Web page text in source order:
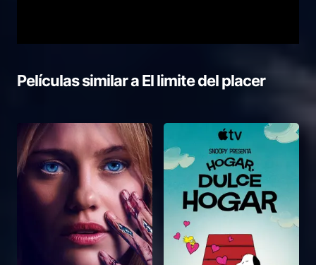
Películas similar aEl limite del placer